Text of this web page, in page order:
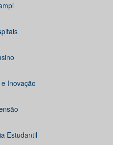
Inovação
Estudantil